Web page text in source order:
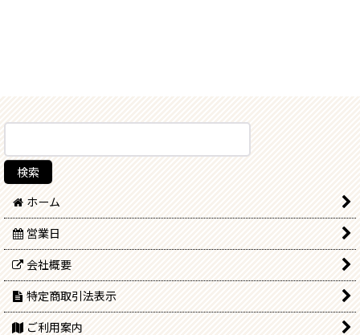
ホーム
営業日
会社概要
特定商取引法表示
ご利用案内